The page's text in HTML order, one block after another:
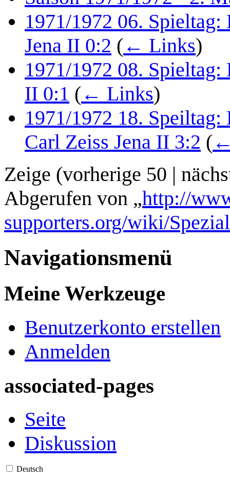
1971/1972 06.
Jena II 0:2 ( ← Links)
1971/1972 08.
II 0:1 ( ← Links)
1971/1972 18.
Carl Zeiss Jena II 3:2 (
Zeige (vorherige 50 |
Abgerufen von „http://
supporters.org/wiki/
Navigationsmenü
Meine Werkzeuge
Benutzerkonto erstellen
Anmelden
associated-pages
Seite
Diskussion
Deutsch